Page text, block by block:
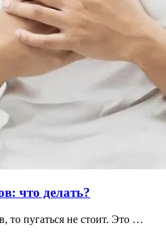
что делать?
то пугаться не стоит. Это …